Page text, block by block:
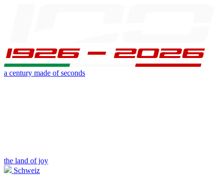
a century made of seconds
the land of joy
Schweiz